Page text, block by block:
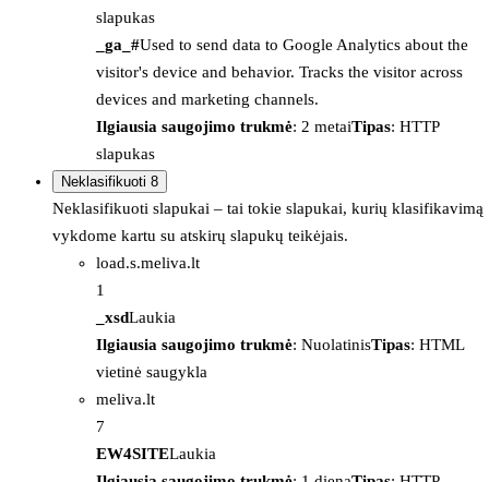
slapukas
_ga_#Used to send data to Google Analytics about the
visitor's device and behavior. Tracks the visitor across
devices and marketing channels.
Ilgiausia saugojimo trukmė: 2 metaiTipas: HTTP
slapukas
Neklasifikuoti 8
Neklasifikuoti slapukai – tai tokie slapukai, kurių klasifikavimą
vykdome kartu su atskirų slapukų teikėjais.
load.s.meliva.lt
1
_xsdLaukia
Ilgiausia saugojimo trukmė: NuolatinisTipas: HTML
vietinė saugykla
meliva.lt
7
EW4SITELaukia